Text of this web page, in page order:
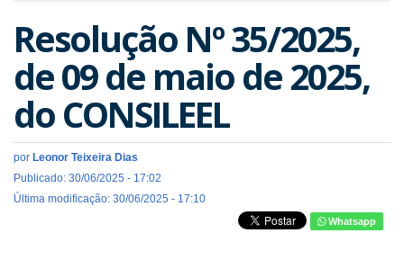
Resolução Nº 35/2025,
de 09 de maio de 2025,
do CONSILEEL
por Leonor Teixeira Dias
Publicado: 30/06/2025 - 17:02
Última modificação: 30/06/2025 - 17:10
Whatsapp